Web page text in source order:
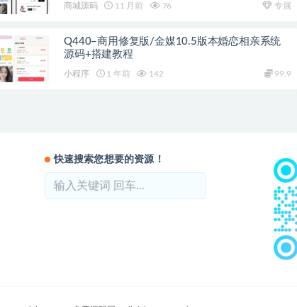
商城源码 11 月前 76 专属
Q440–商用修复版/金媒10.5版本婚恋相亲系统
源码+搭建教程
小程序 1 年前 142 99.9
快速搜索您想要的资源！